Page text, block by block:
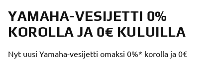
YAMAHA-VESIJETTI 0%
KOROLLA JA 0€ KULUILLA
Nyt uusi Yamaha-vesijetti omaksi 0%* korolla ja 0€